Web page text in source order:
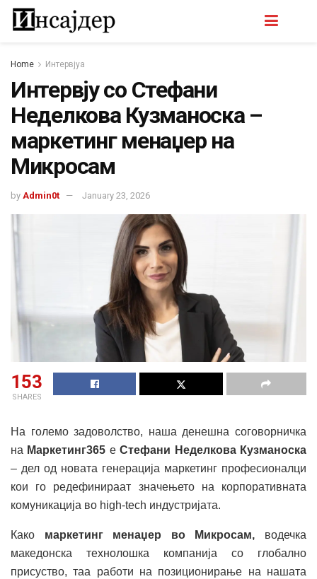
Home Интервјуа
Интервју со Стефани
Неделкова Кузманоска –
маркетинг менаџер на
Микросам
by Admin0t January 23, 2026
153
SHARES
На големо задоволство, наша денешна соговорничка
на Маркетинг365 еСтефани Неделкова Кузманоска
– дел од новата генерација маркетинг професионалци
кои го редефинираат значењето на корпоративната
комуникација во high-tech индустријата.
Како маркетинг менаџер во Микросам, водечка
македонска технолошка компанија со глобално
присуство, таа работи на позиционирање на нашата